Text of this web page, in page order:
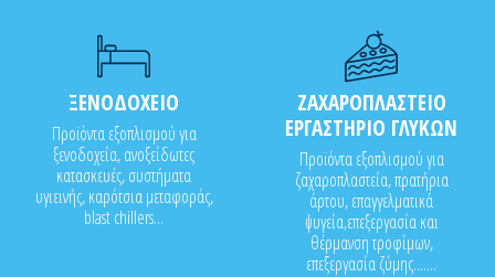
ΞΕΝΟΔΟΧΕΙΟ
Προϊόντα εξοπλισμού για
ξενοδοχεία, ανοξείδωτες
κατασκευές, συστήματα
υγιεινής, καρότσια μεταφοράς,
blast chillers...
ΖΑΧΑΡΟΠΛΑΣΤΕΙΟ
ΕΡΓΑΣΤΗΡΙΟ ΓΛΥΚΩΝ
Προϊόντα εξοπλισμού για
ζαχαροπλαστεία, πρατήρια
άρτου, επαγγελματικά
ψυγεία,επεξεργασία και
θέρμανση τροφίμων,
επεξεργασία ζύμης.......